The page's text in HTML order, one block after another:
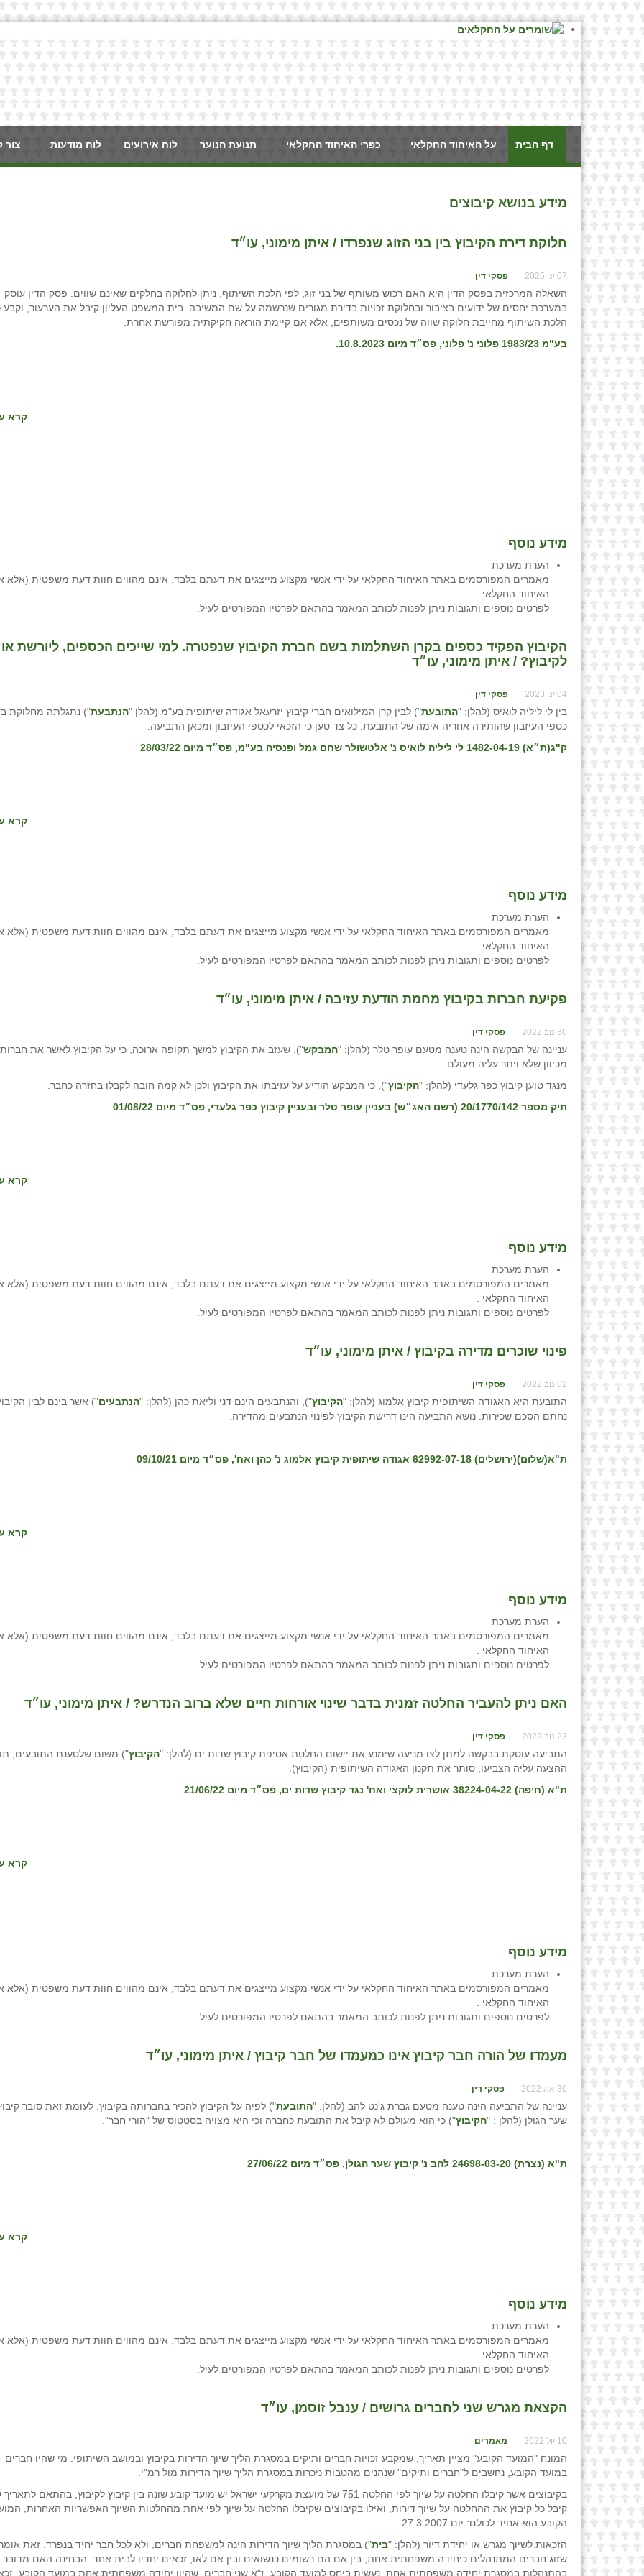
דף הבית על האיחוד החקלאי כפרי האיחוד החקלאי תנועת הנוער לוח אירועים לוח מודעות צור
מידע בנושא קיבוצים
חלוקת דירת הקיבוץ בין בני הזוג שנפרדו / איתן מימוני, עו״ד
07 ינו 2025 פסקי דין
השאלה המרכזית בפסק הדין היא האם רכוש משותף של בני זוג, לפי הלכת השיתוף, ניתן לחלוקה בחלקים שאינם שווים. פסק הדין עוסק
במערכת יחסים של ידועים בציבור ובחלוקת זכויות בדירת מגורים שנרשמה על שם המשיבה. בית המשפט העליון קיבל את הערעור, וקבע
הלכת השיתוף מחייבת חלוקה שווה של נכסים משותפים, אלא אם קיימת הוראה חקיקתית מפורשת אחרת.
בע"מ 1983/23 פלוני נ' פלוני, פס״ד מיום
10.8.2023.
קרא
מידע נוסף
הערת מערכת
מאמרים המפורסמים באתר האיחוד החקלאי על ידי אנשי מקצוע מייצגים את דעתם בלבד, אינם מהווים חוות דעת משפטית
האיחוד החקלאי .
לפרטים נוספים ותגובות ניתן לפנות לכותב המאמר בהתאם לפרטיו המפורטים לעיל.
הקיבוץ הפקיד כספים בקרן השתלמות בשם חברת הקיבוץ שנפטרה. למי שייכים הכספים, ליורשת או
לקיבוץ? / איתן מימוני, עו״ד
04 ינו 2023 פסקי דין
בין לי ליליה לואיס (להלן: "התובעת") לבין קרן המילואים חברי קיבוץ יזרעאל אגודה שיתופית בע"מ (להלן "הנתבעת") נתגלתה מחלוקת
כספי העיזבון שהותירה אחריה אימה של התובעת. כל צד טען כי הזכאי לכספי העיזבון ומכאן התביעה.
ק"ג(ת״א) 1482-04-19 לי ליליה לואיס נ' אלטשולר שחם גמל ופנסיה בע"מ, פס״ד מיום 28/03/22
קרא
מידע נוסף
הערת מערכת
מאמרים המפורסמים באתר האיחוד החקלאי על ידי אנשי מקצוע מייצגים את דעתם בלבד, אינם מהווים חוות דעת משפטית
האיחוד החקלאי .
לפרטים נוספים ותגובות ניתן לפנות לכותב המאמר בהתאם לפרטיו המפורטים לעיל.
פקיעת חברות בקיבוץ מחמת הודעת עזיבה / איתן מימוני, עו״ד
30 נוב 2022 פסקי דין
עניינה של הבקשה הינה טענה מטעם עופר טלר (להלן: "המבקש"), שעזב את הקיבוץ למשך תקופה ארוכה, כי על הקיבוץ לאשר את
מכיוון שלא ויתר עליה מעולם.
מנגד טוען קיבוץ כפר גלעדי (להלן: "הקיבוץ"), כי המבקש הודיע על עזיבתו את הקיבוץ ולכן לא קמה חובה לקבלו בחזרה כחבר.
תיק מספר 20/1770/142 (רשם האג״ש) בעניין עופר טלר ובעניין קיבוץ כפר גלעדי, פס״ד מיום 01/08/22
קרא
מידע נוסף
הערת מערכת
מאמרים המפורסמים באתר האיחוד החקלאי על ידי אנשי מקצוע מייצגים את דעתם בלבד, אינם מהווים חוות דעת משפטית
האיחוד החקלאי .
לפרטים נוספים ותגובות ניתן לפנות לכותב המאמר בהתאם לפרטיו המפורטים לעיל.
פינוי שוכרים מדירה בקיבוץ / איתן מימוני, עו״ד
02 נוב 2022 פסקי דין
התובעת היא האגודה השיתופית קיבוץ אלמוג (להלן: "הקיבוץ"), והנתבעים הינם דני וליאת כהן (להלן: "הנתבעים") אשר בינם לבין
נחתם הסכם שכירות. נושא התביעה הינו דרישת הקיבוץ לפינוי הנתבעים מהדירה.
ת"א(שלום)(ירושלים) 62992-07-18 אגודה שיתופית קיבוץ אלמוג נ' כהן ואח', פס״ד מיום 09/10/21
קרא
מידע נוסף
הערת מערכת
מאמרים המפורסמים באתר האיחוד החקלאי על ידי אנשי מקצוע מייצגים את דעתם בלבד, אינם מהווים חוות דעת משפטית
האיחוד החקלאי .
לפרטים נוספים ותגובות ניתן לפנות לכותב המאמר בהתאם לפרטיו המפורטים לעיל.
האם ניתן להעביר החלטה זמנית בדבר שינוי אורחות חיים שלא ברוב הנדרש? / איתן מימוני, עו״ד
23 נוב 2022 פסקי דין
התביעה עוסקת בבקשה למתן לצו מניעה שימנע את יישום החלטת אסיפת קיבוץ שדות ים (להלן: "הקיבוץ") משום שלטענת התובעים,
ההצעה עליה הצביעו, סותר את תקנון האגודה השיתופית (הקיבוץ).
ת"א (חיפה) 38224-04-22 אושרית לוקצי ואח' נגד קיבוץ שדות ים, פס״ד מיום 21/06/22
קרא
מידע נוסף
הערת מערכת
מאמרים המפורסמים באתר האיחוד החקלאי על ידי אנשי מקצוע מייצגים את דעתם בלבד, אינם מהווים חוות דעת משפטית
האיחוד החקלאי .
לפרטים נוספים ותגובות ניתן לפנות לכותב המאמר בהתאם לפרטיו המפורטים לעיל.
מעמדו של הורה חבר קיבוץ אינו כמעמדו של חבר קיבוץ / איתן מימוני, עו״ד
30 אוג 2022 פסקי דין
עניינה של התביעה הינה טענה מטעם גברת ג'נט להב (להלן: "התובעת") לפיה על הקיבוץ להכיר בחברותה בקיבוץ. לעומת זאת סובר
שער הגולן (להלן : "הקיבוץ") כי הוא מעולם לא קיבל את התובעת כחברה וכי היא מצויה בסטטוס של "הורי חבר".
ת"א (נצרת) 24698-03-20 להב נ' קיבוץ שער הגולן , פס״ד מיום 27/06/22
קרא
מידע נוסף
הערת מערכת
מאמרים המפורסמים באתר האיחוד החקלאי על ידי אנשי מקצוע מייצגים את דעתם בלבד, אינם מהווים חוות דעת משפטית
האיחוד החקלאי .
לפרטים נוספים ותגובות ניתן לפנות לכותב המאמר בהתאם לפרטיו המפורטים לעיל.
הקצאת מגרש שני לחברים גרושים / ענבל זוסמן, עו״ד
10 יול 2022 מאמרים
המונח "המועד הקובע" מציין תאריך, שמקבע זכויות חברים ותיקים במסגרת הליך שיוך הדירות בקיבוץ ובמושב השיתופי. מי שהיו חברים
במועד הקובע, נחשבים ל"חברים ותיקים" שנהנים מהטבות ניכרות במסגרת הליך שיוך הדירות מול רמ"י.
בקיבוצים אשר קיבלו החלטה על שיוך לפי החלטה 751 של מועצת מקרקעי ישראל יש מועד קובע שונה בין קיבוץ לקיבוץ, בהתאם
קיבל כל קיבוץ את ההחלטה על שיוך דירות, ואילו בקיבוצים שקיבלו החלטה על שיוך לפי אחת מהחלטות השיוך האפשריות האחרות,
הקובע הוא אחיד לכולם: יום 27.3.2007.
הזכאות לשיוך מגרש או יחידת דיור (להלן: "בית") במסגרת הליך שיוך הדירות הינה למשפחת חברים, ולא לכל חבר יחיד בנפרד. זאת
שזוג חברים המתנהלים כיחידה משפחתית אחת, בין אם הם רשומים כנשואים ובין אם לאו, זכאים יחדיו לבית אחד. הבחינה האם מדובר
בהתנהלות במסגרת יחידה משפחתית אחת, נעשית ביחס למועד הקובע. ז"א שני חברים, שהיוו יחידה משפחתית אחת במועד הקובע,